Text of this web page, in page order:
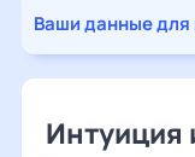
Ваши данные для
Интуиция